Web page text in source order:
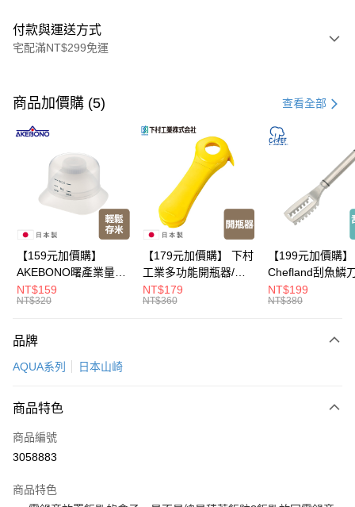
付款與運送方式
宅配滿NT$299免運
信用卡一次付款
超商取貨付款
LINE Pay
Apple Pay
Google Pay
全盈+PAY
大哥付你分期
【大哥付你分期使用說明】
1.本服務由台灣大哥大提供，台灣大哥大用戶可立即使用無須另外申請。
2.付款方式選擇「大哥付你分期」，訂單成立後會自動跳轉到大哥付的交易
成交易。
3.實際核准額度、可分期數及費用金額請依後續交易確認頁面所載為準。
4.訂單成立30分鐘內，如未前往確認交易或遇審核未通過，訂單將自動取
消。如遇「轉專審核」未通過狀況，表示未達大哥付你分期系統評分，恕無
法說明評估內容。
1.分期款項不併入電信帳單，「大哥付你分期」於每月結算日後寄送繳費提
每筆NT$100，滿NT$499(含以上)免運費
每筆NT$100，滿NT$499(含以上)免運費
商品加價購 (5) 查看全部
【159元加價購】
AKEBONO曙產業量米
杯漏斗組(白)/量米杯/
米桶/量米用具/任二件8
NT$159
NT$320
【179元加價購】 下村
工業多功能開瓶器/開
瓶器/餐廚用品/料理道
具/任二件8折
NT$179
NT$360
【199元加價購】
Chefland刮魚鱗
魚鱗器/廚房用品/
道具/任二件8折
NT$199
NT$380
品牌
AQUA系列 日本山崎
商品特色
商品編號
3058883
商品特色